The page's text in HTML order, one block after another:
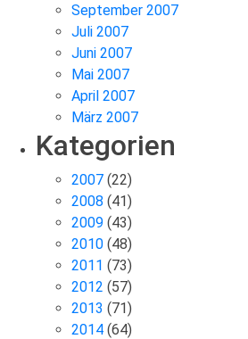
September 2007
Juli 2007
Juni 2007
Mai 2007
April 2007
März 2007
Kategorien
2007 (22)
2008 (41)
2009 (43)
2010 (48)
2011 (73)
2012 (57)
2013 (71)
2014 (64)